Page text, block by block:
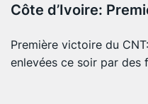
Côte d’Ivoire:
Première victoire du
enlevées ce soir par des